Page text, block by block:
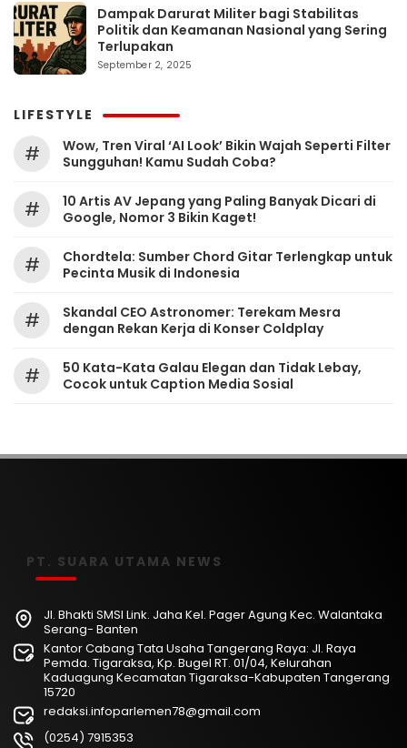
Dampak Darurat Militer bagi Stabilitas
Politik dan Keamanan Nasional yang Sering
Terlupakan
September 2, 2025
LIFESTYLE
#
Wow, Tren Viral ‘AI Look’ Bikin Wajah Seperti Filter
Sungguhan! Kamu Sudah Coba?
#
10 Artis AV Jepang yang Paling Banyak Dicari di
Google, Nomor 3 Bikin Kaget!
#
Chordtela: Sumber Chord Gitar Terlengkap untuk
Pecinta Musik di Indonesia
#
Skandal CEO Astronomer: Terekam Mesra
dengan Rekan Kerja di Konser Coldplay
#
50 Kata-Kata Galau Elegan dan Tidak Lebay,
Cocok untuk Caption Media Sosial
PT. SUARA UTAMA NEWS
Jl. Bhakti SMSI Link. Jaha Kel. Pager Agung Kec. Walantaka
Serang- Banten
Kantor Cabang Tata Usaha Tangerang Raya: Jl. Raya
Pemda. Tigaraksa, Kp. Bugel RT. 01/04, Kelurahan
Kaduagung Kecamatan Tigaraksa-Kabupaten Tangerang
15720
redaksi.infoparlemen78@gmail.com
(0254) 7915353